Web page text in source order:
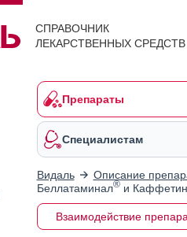
СПРАВОЧНИК
ЛЕКАРСТВЕННЫХ СРЕДСТВ
Препараты
Специалистам
Видаль Описание
Беллатаминал®и Каффетин
Взаимодействие